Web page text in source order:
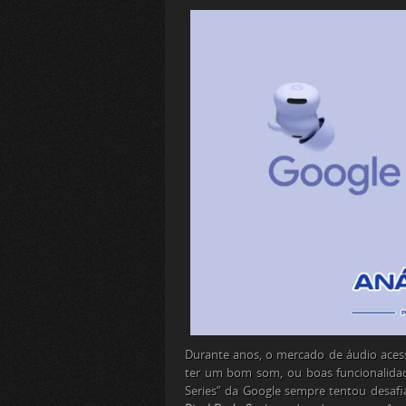
Durante anos, o mercado de áudio
ter um bom som, ou boas
Series” da Google sempre tentou